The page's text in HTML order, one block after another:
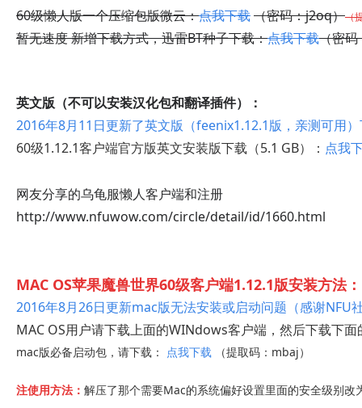
60级懒人版一个压缩包版微云：点我下载（密码：j2oq）（
暂无速度 新增下载方式，迅雷BT种子下载：点我下载（密码
英文版（不可以安装汉化包和翻译插件）：
2016年8月11日更新了英文版（feenix1.12.1版， 亲测可用
60级1.12.1客户端官方版英文安装版下载 （5.1 GB）： 点我
网友分享的乌龟服懒人客户端和注册
http://www.nfuwow.com/circle/detail/id/1660.html
MAC OS苹果魔兽世界60级客户端1.12.1版安装方法：
2016年8月26日更新mac版无法安装或启动问题（感谢NFU
MAC OS用户请下载上面的WINdows客户端，然后下载下
mac版必备启动包，请下载： 点我下载 （提取码：mbaj）
注使用方法： 解压了那个需要Mac的系统偏好设置里面的安全级别改